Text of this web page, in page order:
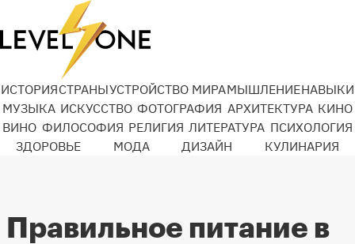
ИСТОРИЯСТРАНЫУСТРОЙСТВО МИРАМЫШЛЕНИЕНАВЫКИ
МУЗЫКА ИСКУССТВО ФОТОГРАФИЯ АРХИТЕКТУРА КИНО
ВИНО ФИЛОСОФИЯ РЕЛИГИЯ ЛИТЕРАТУРА ПСИХОЛОГИЯ
ЗДОРОВЬЕ
МОДА ДИЗАЙН КУЛИНАРИЯ
Правильное питание в